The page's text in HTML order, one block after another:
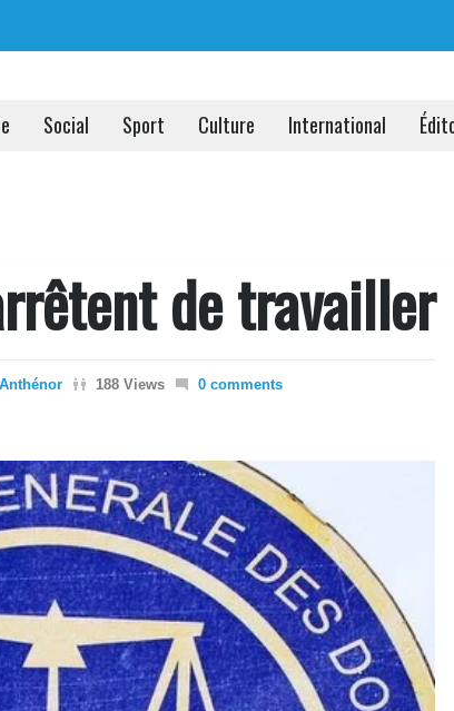
Social Sport Culture International
de travailler
188 Views 0 comments